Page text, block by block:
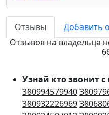
Отзывы
Добавить
Отзывов на владельца
Узнай кто звонит
380994579940
380932226969